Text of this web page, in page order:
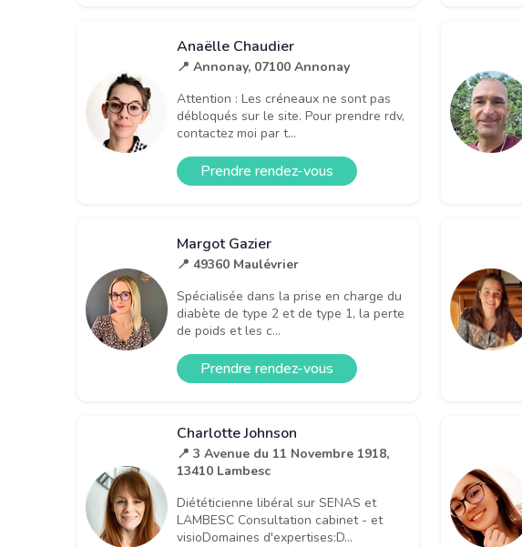
Anaëlle Chaudier
📍 Annonay, 07100 Annonay
Attention : Les créneaux ne sont pas
débloqués sur le site. Pour prendre rdv,
contactez moi par t...
Prendre rendez-vous
Margot Gazier
📍 49360 Maulévrier
Spécialisée dans la prise en charge du
diabète de type 2 et de type 1, la perte
de poids et les c...
Prendre rendez-vous
Charlotte Johnson
📍 3 Avenue du 11 Novembre 1918,
13410 Lambesc
Diététicienne libéral sur SENAS et
LAMBESC Consultation cabinet - et
visioDomaines d'expertises:D...